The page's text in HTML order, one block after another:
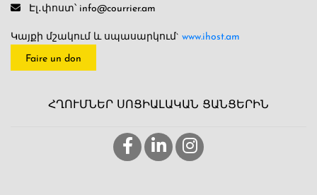
Էլ․փոստ՝ info@courrier.am
Կայքի մշակում և սպասարկում` www.ihost.am
Faire un don
ՀՂՈՒՄՆԵՐ ՍՈՑԻԱԼԱԿԱՆ ՑԱՆՑԵՐԻՆ